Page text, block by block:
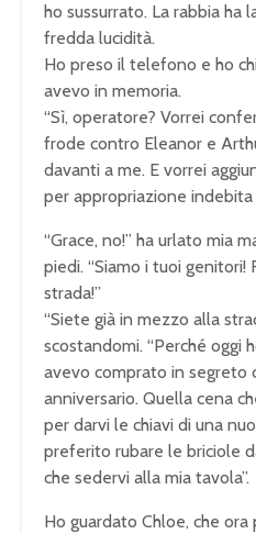
ho sussurrato. La rabbia ha
fredda lucidità.
Ho preso il telefono e ho
avevo in memoria.
“Sì, operatore? Vorrei
frode contro Eleanor e
davanti a me. E vorrei
per appropriazione indebita
“Grace, no!” ha urlato mia
piedi. “Siamo i tuoi
strada!”
“Siete già in mezzo alla
scostandomi. “Perché oggi
avevo comprato in segreto
anniversario. Quella cena
per darvi le chiavi di una
preferito rubare le briciole
che sedervi alla mia tavola”.
Ho guardato Chloe, che